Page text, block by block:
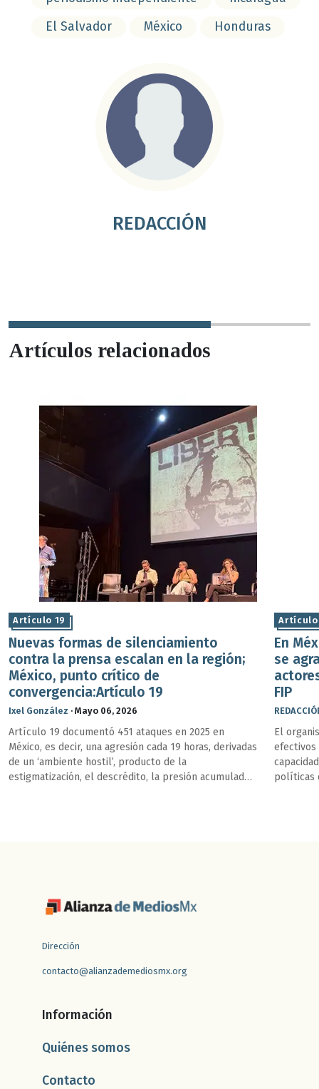
El Salvador
México Honduras
REDACCIÓN
Artículos relacionados
Artículo 19
Nuevas formas de silenciamiento
contra la prensa escalan en la región;
México, punto crítico de
convergencia:Artículo 19
Ixel González · Mayo 06, 2026
Artículo 19 documentó 451 ataques en 2025 en
México, es decir, una agresión cada 19 horas, derivadas
de un ‘ambiente hostil’, producto de la
estigmatización, el descrédito, la presión acumulada,
Artículo
En
se
FIP
El
efectivos
políticas
Dirección
contacto@alianzademediosmx.org
Información
Quiénes somos
Contacto